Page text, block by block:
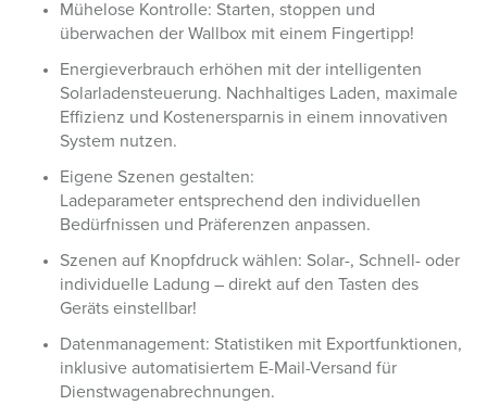
Mühelose Kontrolle: Starten, stoppen und
überwachen der Wallbox mit einem Fingertipp!
Energieverbrauch erhöhen mit der intelligenten
Solarladensteuerung. Nachhaltiges Laden, maximale
Effizienz und Kostenersparnis in einem innovativen
System nutzen.
Eigene Szenen gestalten:
Ladeparameter entsprechend den individuellen
Bedürfnissen und Präferenzen anpassen.
Szenen auf Knopfdruck wählen: Solar-, Schnell- oder
individuelle Ladung – direkt auf den Tasten des
Geräts einstellbar!
Datenmanagement: Statistiken mit Exportfunktionen,
inklusive automatisiertem E-Mail-Versand für
Dienstwagenabrechnungen.